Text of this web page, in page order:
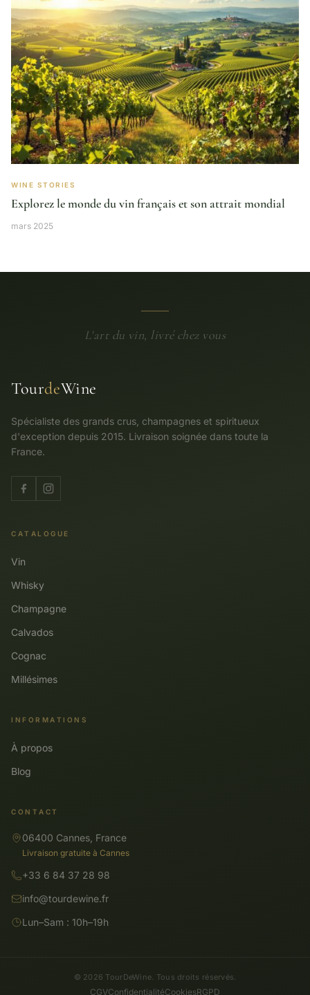
WINE STORIES
Explorez le monde du vin français et son attrait mondial
mars 2025
L'art du vin, livré chez vous
TourdeWine
Spécialiste des grands crus, champagnes et spiritueux
d'exception depuis 2015. Livraison soignée dans toute la
France.
CATALOGUE
Vin
Whisky
Champagne
Calvados
Cognac
Millésimes
INFORMATIONS
À propos
Blog
CONTACT
06400 Cannes, France
Livraison gratuite à Cannes
+33 6 84 37 28 98
info@tourdewine.fr
Lun–Sam : 10h–19h
© 2026 TourDeWine. Tous droits réservés.
CGVConfidentialitéCookiesRGPD